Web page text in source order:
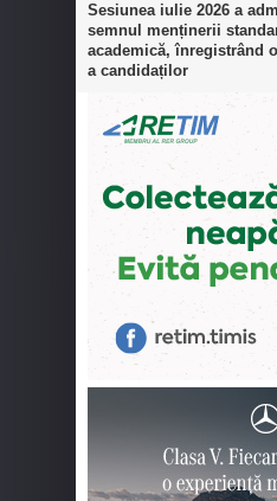
Sesiunea iulie 2026 a
semnul menținerii
academică, înregistrând
a candidaților